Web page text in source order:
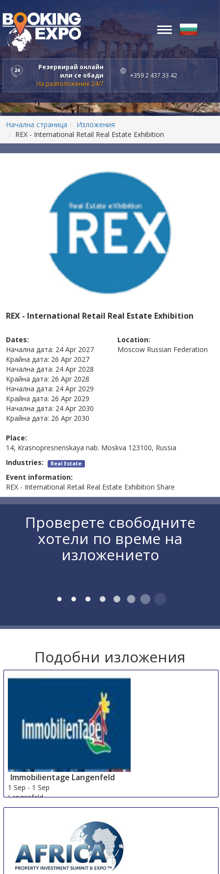
Резервирай онлайн
или се обади
На разположение 24/7
+359 2 437 33 42
Toggle
Начална страница
Изложения
REX - International Retail Real Estate Exhibition
REX - International Retail Real Estate Exhibition
Dates:
Начална дата: 24 Apr 2027
Крайна дата: 26 Apr 2027
Начална дата: 24 Apr 2028
Крайна дата: 26 Apr 2028
Начална дата: 24 Apr 2029
Крайна дата: 26 Apr 2029
Начална дата: 24 Apr 2030
Крайна дата: 26 Apr 2030
Location:
Moscow Russian Federation
Place:
14, Krasnopresnenskaya nab. Moskva 123100, Russia
Industries: Real Estate
Event information:
REX - International Retail Real Estate Exhibition Share
Проверете свободните
хотели по време на
изложението
Подобни изложения
Immobilientage Langenfeld
1 Sep - 1 Sep
Langenfeld
Germany